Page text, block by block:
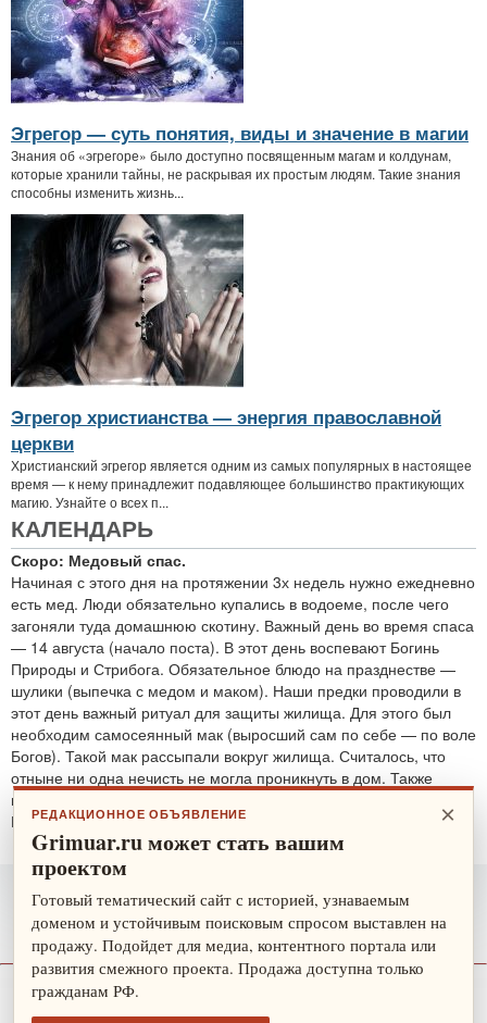
Эгрегор — суть понятия, виды и значение в магии
Знания об «эгрегоре» было доступно посвященным магам и колдунам,
которые хранили тайны, не раскрывая их простым людям. Такие знания
способны изменить жизнь...
Эгрегор христианства — энергия православной
церкви
Христианский эгрегор является одним из самых популярных в настоящее
время — к нему принадлежит подавляющее большинство практикующих
магию. Узнайте о всех п...
КАЛЕНДАРЬ
Скоро: Медовый спас.
Начиная с этого дня на протяжении 3х недель нужно ежедневно
есть мед. Люди обязательно купались в водоеме, после чего
загоняли туда домашнюю скотину. Важный день во время спаса
— 14 августа (начало поста). В этот день воспевают Богинь
Природы и Стрибога. Обязательное блюдо на празднестве —
шулики (выпечка с медом и маком). Наши предки проводили в
этот день важный ритуал для защиты жилища. Для этого был
необходим самосеянный мак (выросший сам по себе — по воле
Богов). Такой мак рассыпали вокруг жилища. Считалось, что
отныне ни одна нечисть не могла проникнуть в дом. Также
проводятся обряды для защиты от злобных духов.
По теме:защитные ритуалы
О нас Рекламодателю
×
РЕДАКЦИОННОЕ ОБЪЯВЛЕНИЕ
Grimuar.ru может стать вашим
проектом
Готовый тематический сайт с историей, узнаваемым
доменом и устойчивым поисковым спросом выставлен на
продажу. Подойдет для медиа, контентного портала или
развития смежного проекта. Продажа доступна только
гражданам РФ.